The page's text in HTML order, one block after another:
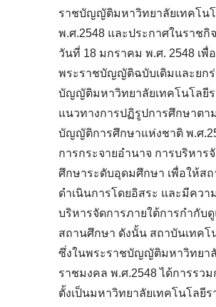
ราชบัญญัติมหาวิทยาลัยเทคโน
พ.ศ.2548 และประกาศในราชกิ
วันที่ 18 มกราคม พ.ศ. 2548 เพื่
พระราชบัญญัติฉบับเดิมและยกร่
บัญญัติมหาวิทยาลัยเทคโนโลยี
แนวทางการปฏิรูปการศึกษาตา
บัญญัติการศึกษาแห่งชาติ พ.ศ
การกระจายอำนาจ การบริหาร
ศึกษาระดับอุดมศึกษา เพื่อให้ส
ดำเนินการโดยอิสระ และมีควา
บริหารจัดการภายใต้การกำกับ
สถานศึกษา ดังนั้น สถาบันเทคโ
ซึ่งในพระราชบัญญัติมหาวิทยา
ราชมงคล พ.ศ.2548 ได้การรว
ตั้งเป็นมหาวิทยาลัยเทคโนโลยี